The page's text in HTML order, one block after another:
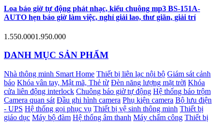
Loa báo giờ tự động phát nhạc, kiểu chuông mp3 BS-151A-
AUTO hẹn báo giờ làm việc, nghỉ giải lao, thư giãn, giải trí
1.550.0001.950.000
DANH MỤC SẢN PHẨM
Nhà thông minh Smart Home Thiết bị liên lạc nội bộ Giám sát cảnh
báo Khóa vân tay, Mật mã, Thẻ từ Đèn năng lượng mặt trời Khóa
cửa liên động interlock Chuông báo giờ tự động Hệ thống báo trộm
Camera quan sát Đầu ghi hình camera Phụ kiện camera Bộ lưu điện
- UPS Hệ thống gọi phục vụ Thiết bị vệ sinh thông minh Thiết bị
giáo dục Máy bộ đàm Hệ thống âm thanh Máy chấm công Thiết bị